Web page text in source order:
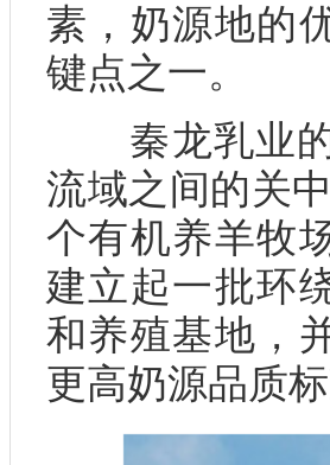
素，奶源地的
键点之一。
秦龙乳业的
流域之间的关
个有机养羊牧
建立起一批环
和养殖基地，
更高奶源品质